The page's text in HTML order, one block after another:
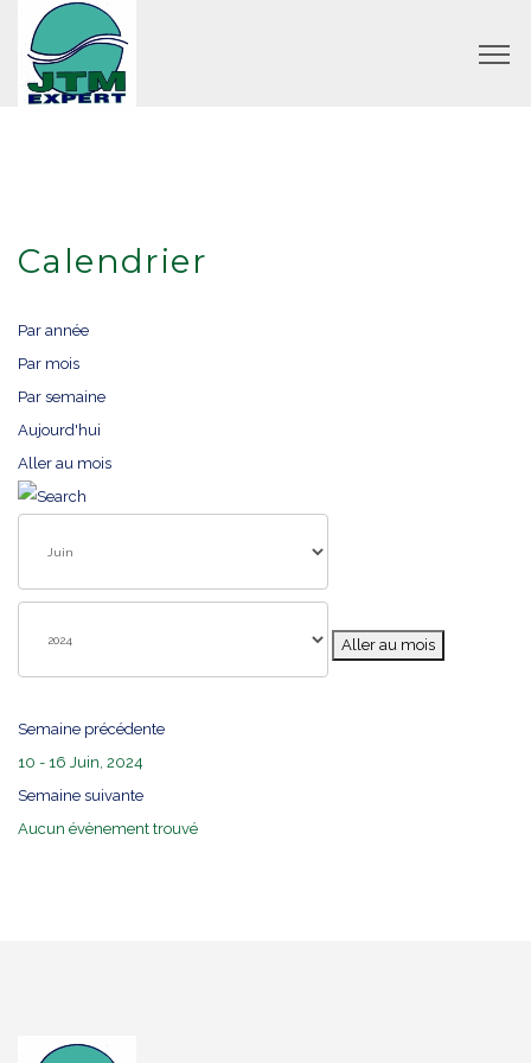
Calendrier
Par année
Par mois
Par semaine
Aujourd'hui
Aller au mois
Aller au mois
Semaine précédente
10 - 16 Juin, 2024
Semaine suivante
Aucun évènement trouvé